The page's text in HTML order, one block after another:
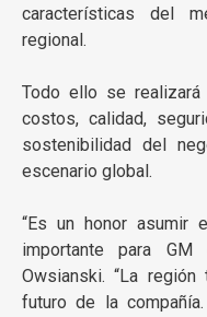
características del
regional.
Todo ello se
costos, calidad,
sostenibilidad del
escenario global.
“Es un honor asumir
importante para
Owsianski. “La
futuro de la